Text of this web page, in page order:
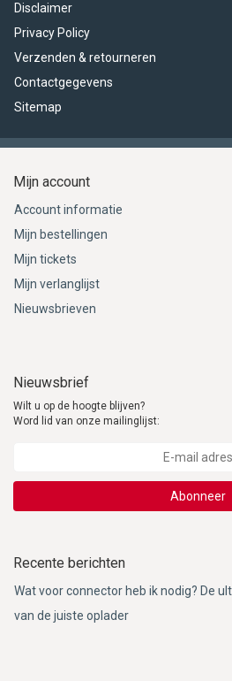
Disclaimer
Privacy Policy
Verzenden & retourneren
Contactgegevens
Sitemap
Mijn account
Account informatie
Mijn bestellingen
Mijn tickets
Mijn verlanglijst
Nieuwsbrieven
Nieuwsbrief
Wilt u op de hoogte blijven?
Word lid van onze mailinglijst:
Abonneer
Recente berichten
Wat voor connector heb ik nodig? De
van de juiste oplader